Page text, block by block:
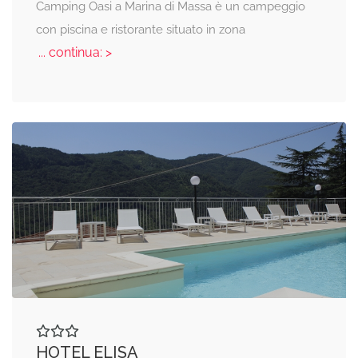
Camping Oasi a Marina di Massa è un campeggio
con piscina e ristorante situato in zona
... continua: >
HOTEL ELISA